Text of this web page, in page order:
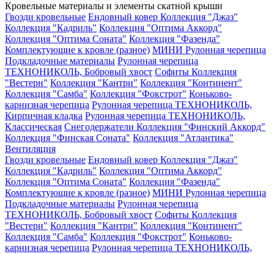
Кровельные материалы и элементы скатной крыши
Гвозди кровельные Ендовный ковер Коллекция "Джаз"
Коллекция "Кадриль" Коллекция "Оптима Аккорд"
Коллекция "Оптима Соната" Коллекция "Фазенда"
Комплектующие к кровле (разное) МИНИ Рулонная черепица
Подкладочные материалы Рулонная черепица
ТЕХНОНИКОЛЬ, Бобровый хвост Софиты Коллекция
"Вестерн" Коллекция "Кантри" Коллекция "Континент"
Коллекция "Самба" Коллекция "Фокстрот" Коньково-
карнизная черепица Рулонная черепица ТЕХНОНИКОЛЬ,
Кирпичная кладка Рулонная черепица ТЕХНОНИКОЛЬ,
Классическая Снегодержатели Коллекция "Финский Аккорд"
Коллекция "Финская Соната" Коллекция "Атлантика"
Вентиляция
Гвозди кровельные Ендовный ковер Коллекция "Джаз"
Коллекция "Кадриль" Коллекция "Оптима Аккорд"
Коллекция "Оптима Соната" Коллекция "Фазенда"
Комплектующие к кровле (разное) МИНИ Рулонная черепица
Подкладочные материалы Рулонная черепица
ТЕХНОНИКОЛЬ, Бобровый хвост Софиты Коллекция
"Вестерн" Коллекция "Кантри" Коллекция "Континент"
Коллекция "Самба" Коллекция "Фокстрот" Коньково-
карнизная черепица Рулонная черепица ТЕХНОНИКОЛЬ,